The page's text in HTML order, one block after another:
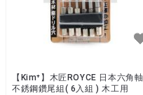
【Kim⁺】木匠ROYCE 日本六角軸
不銹鋼鑽尾組( 6入組 ) 木工用